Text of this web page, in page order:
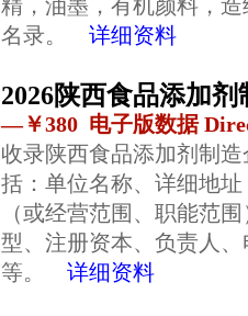
精，油墨，有机颜料，
名录。
详细资料
2026陕西食品添加
—￥380 电子版数据
收录陕西食品添加剂制
括：单位名称、详细地
（或经营范围、职能范
型、注册资本、负责人
等。
详细资料